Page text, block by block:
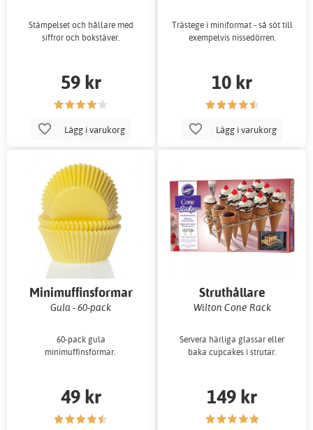
Stämpelset och hållare med
siffror och bokstäver.
59 kr
Lägg i varukorg
Trästege i miniformat - så söt till
exempelvis nissedörren.
10 kr
Lägg i varukorg
Minimuffinsformar
Gula - 60-pack
60-pack gula
minimuffinsformar.
49 kr
Struthållare
Wilton Cone Rack
Servera härliga glassar eller
baka cupcakes i strutar.
149 kr